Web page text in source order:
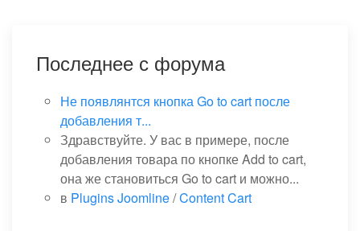
Последнее с форума
Не появлянтся кнопка Go to cart после
добавления т...
Здравствуйте. У вас в примере, после
добавления товара по кнопке Add to cart,
она же становиться Go to cart и можно...
в Plugins Joomline/Content Cart